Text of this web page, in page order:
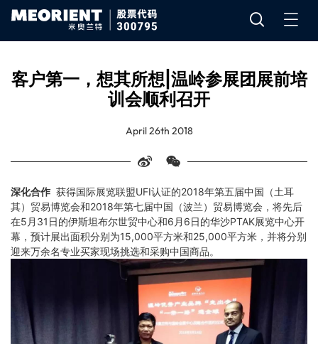
客户第一，想其所想|温岭参展团展前培
训会顺利召开
April 26th 2018
深化合作 获得国际展览联盟UFI认证的2018年第五届中国（土耳
其）贸易博览会和2018年第七届中国（波兰）贸易博览会，将先后
在5月31日的伊斯坦布尔世贸中心和6月6日的华沙PTAK展览中心开
幕，预计展出面积分别为15,000平方米和25,000平方米，并将分别
迎来万余名专业买家现场挑选和采购中国商品。